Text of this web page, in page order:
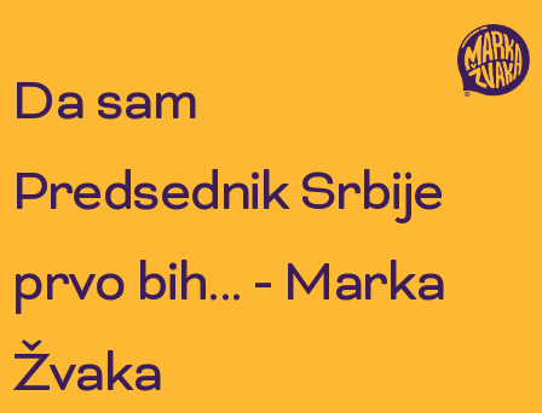
Da sam
Predsednik Srbije
prvo bih... - Marka
Žvaka